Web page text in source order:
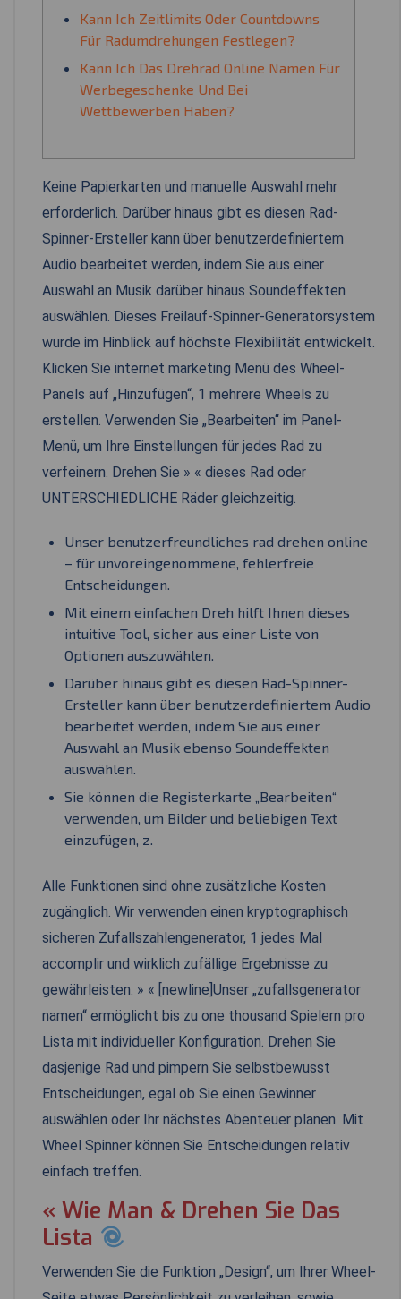
Kann Ich Zeitlimits Oder Countdowns
Für Radumdrehungen Festlegen?
Kann Ich Das Drehrad Online Namen Für
Werbegeschenke Und Bei
Wettbewerben Haben?
Keine Papierkarten und manuelle Auswahl mehr
erforderlich. Darüber hinaus gibt es diesen Rad-
Spinner-Ersteller kann über benutzerdefiniertem
Audio bearbeitet werden, indem Sie aus einer
Auswahl an Musik darüber hinaus Soundeffekten
auswählen. Dieses Freilauf-Spinner-Generatorsystem
wurde im Hinblick auf höchste Flexibilität entwickelt.
Klicken Sie internet marketing Menü des Wheel-
Panels auf „Hinzufügen“, 1 mehrere Wheels zu
erstellen. Verwenden Sie „Bearbeiten“ im Panel-
Menü, um Ihre Einstellungen für jedes Rad zu
verfeinern. Drehen Sie » « dieses Rad oder
UNTERSCHIEDLICHE Räder gleichzeitig.
Unser benutzerfreundliches rad drehen online
– für unvoreingenommene, fehlerfreie
Entscheidungen.
Mit einem einfachen Dreh hilft Ihnen dieses
intuitive Tool, sicher aus einer Liste von
Optionen auszuwählen.
Darüber hinaus gibt es diesen Rad-Spinner-
Ersteller kann über benutzerdefiniertem Audio
bearbeitet werden, indem Sie aus einer
Auswahl an Musik ebenso Soundeffekten
auswählen.
Sie können die Registerkarte „Bearbeiten“
verwenden, um Bilder und beliebigen Text
einzufügen, z.
Alle Funktionen sind ohne zusätzliche Kosten
zugänglich. Wir verwenden einen kryptographisch
sicheren Zufallszahlengenerator, 1 jedes Mal
accomplir und wirklich zufällige Ergebnisse zu
gewährleisten. » « [newline]Unser „zufallsgenerator
namen“ ermöglicht bis zu one thousand Spielern pro
Lista mit individueller Konfiguration. Drehen Sie
dasjenige Rad und pimpern Sie selbstbewusst
Entscheidungen, egal ob Sie einen Gewinner
auswählen oder Ihr nächstes Abenteuer planen. Mit
Wheel Spinner können Sie Entscheidungen relativ
einfach treffen.
« Wie Man & Drehen Sie Das
Lista
Verwenden Sie die Funktion „Design“, um Ihrer Wheel-